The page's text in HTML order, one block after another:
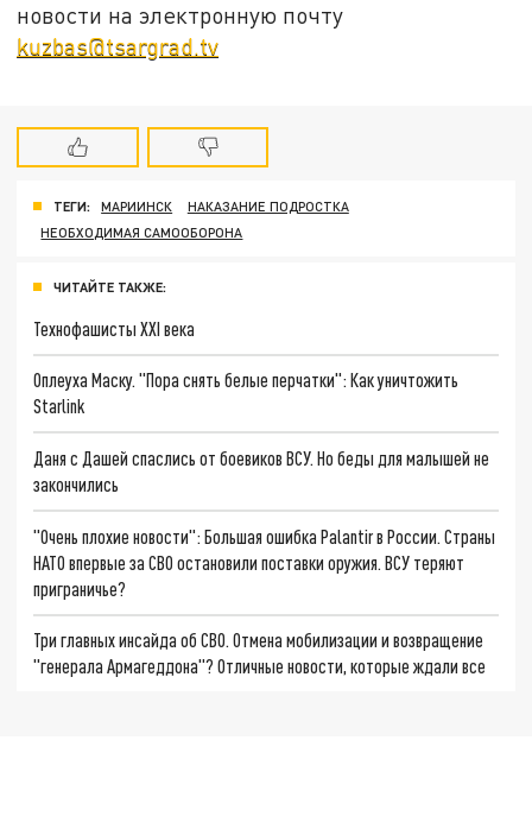
новости на электронную почту
kuzbas@tsargrad.tv
ТЕГИ: МАРИИНСК
НАКАЗАНИЕ ПОДРОСТКА
НЕОБХОДИМАЯ САМООБОРОНА
ЧИТАЙТЕ ТАКЖЕ:
Технофашисты XXI века
Оплеуха Маску. "Пора снять белые перчатки": Как уничтожить
Starlink
Даня с Дашей спаслись от боевиков ВСУ. Но беды для малышей не
закончились
"Очень плохие новости": Большая ошибка Palantir в России. Страны
НАТО впервые за СВО остановили поставки оружия. ВСУ теряют
приграничье?
Три главных инсайда об СВО. Отмена мобилизации и возвращение
"генерала Армагеддона"? Отличные новости, которые ждали все